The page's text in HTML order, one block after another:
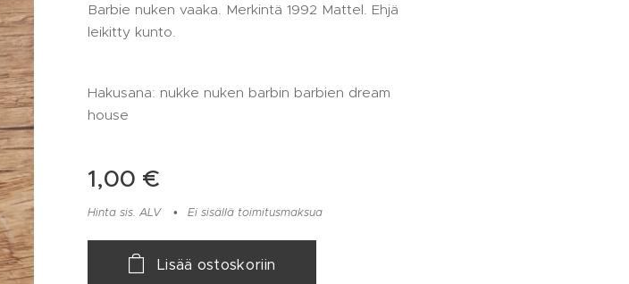
Barbie nuken vaaka. Merkintä 1992 Mattel. Ehjä
leikitty kunto.
Hakusana: nukke nuken barbin barbien dream
house
1,00 €
Hinta sis. ALV Ei sisällä toimitusmaksua
Lisää ostoskoriin